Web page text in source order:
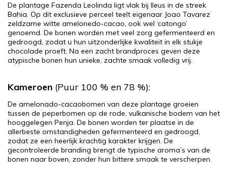
De plantage Fazenda Leolinda ligt vlak bij Ileus in de streek
Bahia. Op dit exclusieve perceel teelt eigenaar Joao Tavarez
zeldzame witte amelonedo-cacao, ook wel ‘catongo’
genoemd. De bonen worden met veel zorg gefermenteerd en
gedroogd, zodat u hun uitzonderlijke kwaliteit in elk stukje
chocolade proeft. Na een zacht brandproces geven deze
atypische bonen hun unieke, zachte smaak volledig vrij.
Kameroen (Puur 100 % en 78 %):
De amelonado-cacaobomen van deze plantage groeien
tussen de peperbomen op de rode, vulkanische bodem van het
hooggelegen Penja. De bonen worden ter plaatse in de
allerbeste omstandigheden gefermenteerd en gedroogd,
zodat ze een heerlijk krachtig karakter krijgen. De
gecontroleerde branding brengt de typische aroma’s van de
bonen naar boven, zonder hun bittere smaak te verscherpen.